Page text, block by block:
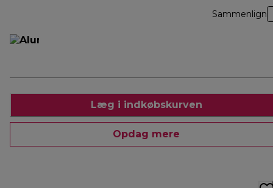
Sammenlign
Læg i indkøbskurven
Opdag mere